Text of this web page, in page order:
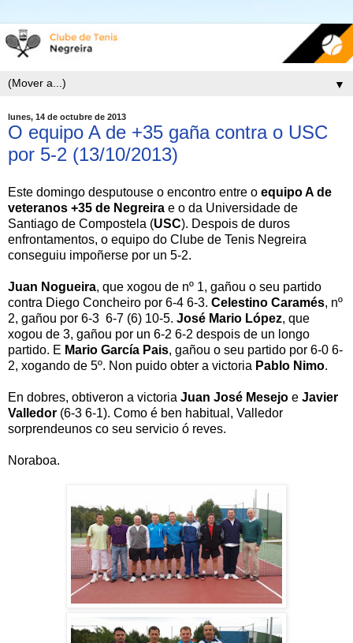
▼
lunes, 14 de octubre de 2013
O equipo A de +35 gaña contra o USC
por 5-2 (13/10/2013)
Este domingo desputouse o encontro entre o equipo A de
veteranos +35 de Negreira e o da Universidade de
Santiago de Compostela (USC). Despois de duros
enfrontamentos, o equipo do Clube de Tenis Negreira
conseguiu impoñerse por un 5-2.
Juan Nogueira, que xogou de nº 1, gañou o seu partido
contra Diego Concheiro por 6-4 6-3. Celestino Caramés, nº
2, gañou por 6-3 6-7 (6) 10-5. José Mario López, que
xogou de 3, gañou por un 6-2 6-2 despois de un longo
partido. E Mario García Pais, gañou o seu partido por 6-0 6-
2, xogando de 5º. Non puido obter a victoria Pablo Nimo.
En dobres, obtiveron a victoria Juan José Mesejo e Javier
Valledor (6-3 6-1). Como é ben habitual, Valledor
sorprendeunos co seu servicio ó reves.
Noraboa.